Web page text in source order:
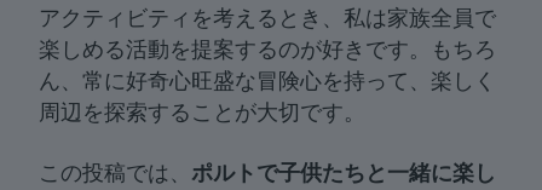
アクティビティを考えるとき、私は家族全員で
楽しめる活動を提案するのが好きです。もちろ
ん、常に好奇心旺盛な冒険心を持って、楽しく
周辺を探索することが大切です。
この投稿では、 ポルトで子供たちと一緒に楽し